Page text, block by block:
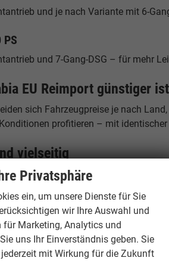
und je nach Variante mit 6-
PS
und 7-Gang-DSG – für mehr
EU Reimport günstiger ist
sich Fahrzeugpreise je nach
profitieren – mit
vielseitig
Verbrauchswerte, kompakte
Damit eignet sich der
Ihr Ansprechpartner
Privatsphäre
ein, um unsere Dienste für Sie
wir Ihre Auswahl und
für Marketing, Analytics und
uns Ihr Einverständnis geben. Sie
mit Wirkung für die Zukunft